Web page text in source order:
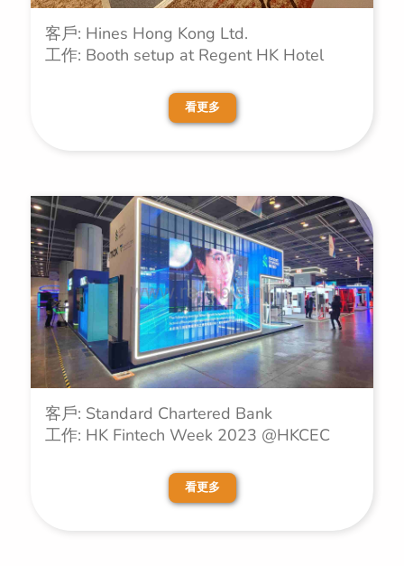
客戶: Hines Hong Kong Ltd.
工作: Booth setup at Regent HK Hotel
看更多
客戶: Standard Chartered Bank
工作: HK Fintech Week 2023 @HKCEC
看更多